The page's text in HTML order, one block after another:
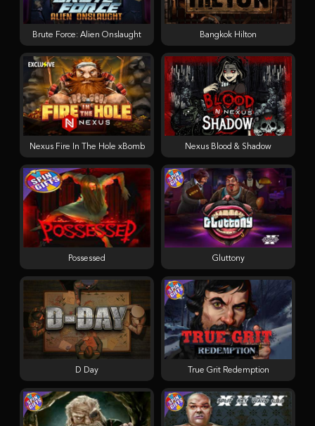
Nexus Blood & Shadow
Nexus Fire In The Hole xBomb
Bangkok Hilton
Brute Force: Alien Onslaught
Gluttony
Possessed
True Grit Redemption
D Day